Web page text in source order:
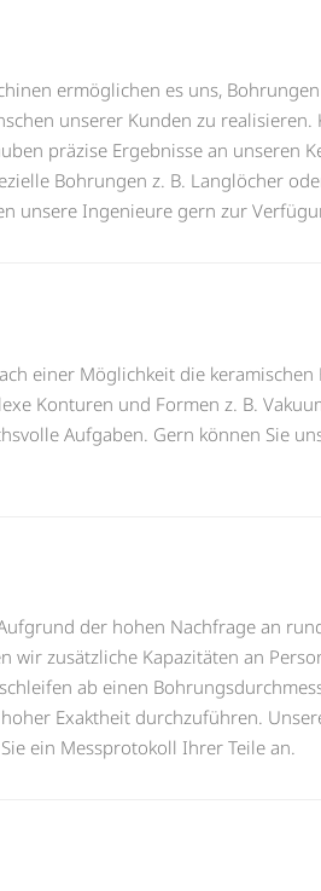
ermöglichen es uns,
unserer Kunden zu
präzise Ergebnisse an unseren
Bohrungen z. B. Langlöcher
unsere Ingenieure gern zur
einer Möglichkeit die
Konturen und Formen z. B.
Aufgaben. Gern können Sie
der hohen Nachfrage an
wir zusätzliche Kapazitäten an
ab einen
Exaktheit durchzuführen.
ein Messprotokoll Ihrer Teile an.